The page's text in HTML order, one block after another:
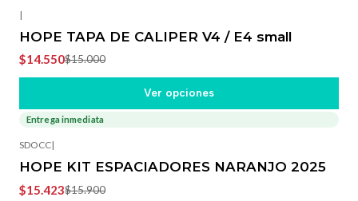
|
HOPE TAPA DE CALIPER V4 / E4 small
$14.550$15.000
Ver opciones
-3%OFF
Entrega inmediata
SDOCC|
HOPE KIT ESPACIADORES NARANJO 2025
$15.423$15.900